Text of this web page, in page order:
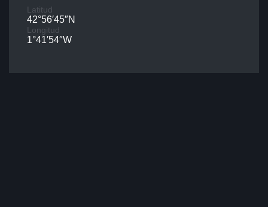
Latitud
42°56′45″N
Longitud
1°41′54″W